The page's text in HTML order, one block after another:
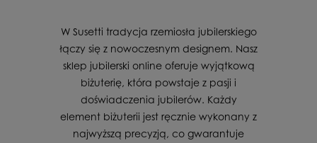
W Susetti tradycja rzemiosła jubilerskiego
łączy się z nowoczesnym designem. Nasz
sklep jubilerski online oferuje wyjątkową
biżuterię, która powstaje z pasji i
doświadczenia jubilerów. Każdy
element biżuterii jest ręcznie wykonany z
najwyższą precyzją, co gwarantuje